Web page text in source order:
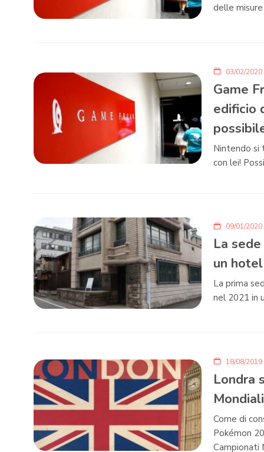
delle
03/02/
Game
edificio
Nintendo si
con lei!
09/01/
La
un
La prima
nel 2021 in
18/08/
Londra
Come di
Pokémon
Campionati